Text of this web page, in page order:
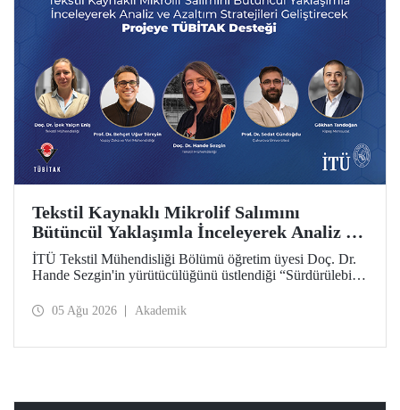
Tekstil Kaynaklı Mikrolif Salımını
Bütüncül Yaklaşımla İnceleyerek Analiz ve
Azaltım Stratejileri Geliştirecek Projeye
TÜBİTAK Desteği
İTÜ Tekstil Mühendisliği Bölümü öğretim üyesi Doç. Dr.
Hande Sezgin'in yürütücülüğünü üstlendiği “Sürdürülebilir
Koşullarına Bağlı Mikrolif Salımı: Aşınma, UV Maruziyeti
05 Ağu 2026 Akademik